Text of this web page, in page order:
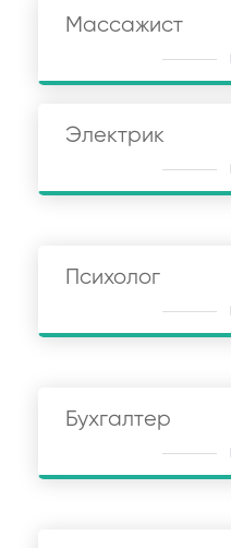
Массажист
Электрик
Психолог
Бухгалтер